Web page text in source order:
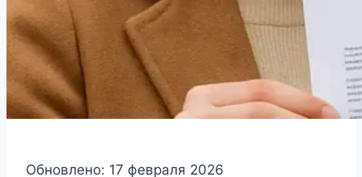
Обновлено: 17 февраля 2026